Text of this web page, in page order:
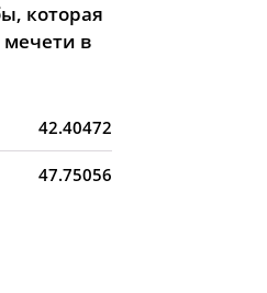
которая
мечети в
42.40472
47.75056